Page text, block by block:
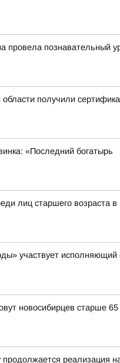
провела познавательный
получили
«Последний богатырь
лиц старшего возраста
участвует
новосибирцев старше 65
реализация